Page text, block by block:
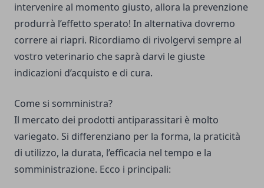
intervenire al momento giusto, allora la prevenzione
produrrà l’effetto sperato! In alternativa dovremo
correre ai riapri. Ricordiamo di rivolgervi sempre al
vostro veterinario che saprà darvi le giuste
indicazioni d’acquisto e di cura.
Come si somministra?
Il mercato dei prodotti antiparassitari è molto
variegato. Si differenziano per la forma, la praticità
di utilizzo, la durata, l’efficacia nel tempo e la
somministrazione. Ecco i principali: